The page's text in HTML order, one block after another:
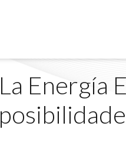
La Energía